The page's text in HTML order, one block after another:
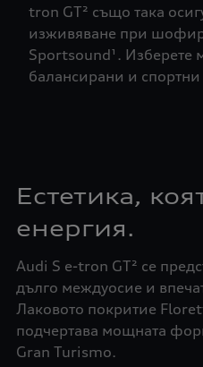
tron GT² също така
изживяване при
Sportsound¹.
балансирани и
Естетика,
енергия.
Audi S e-tron GT² се
дълго междуосие и
Лаковото покритие
подчертава мощната
Gran Turismo.